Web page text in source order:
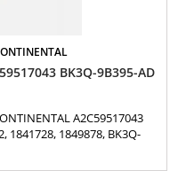
BK3Q-9B395-AD
A2C59517043
1841728, 1849878, BK3Q-